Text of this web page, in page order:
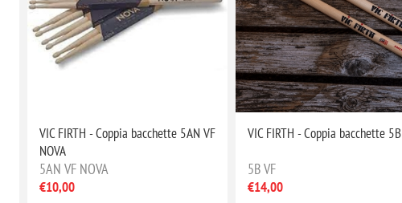
VIC FIRTH - Coppia bacchette 5AN VF
NOVA
5AN VF NOVA
€10,00
VIC FIRTH - Coppia bacchette 5B
5B VF
€14,00